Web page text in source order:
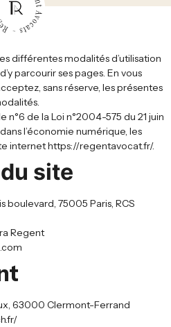
différentes modalités d’utilisation
parcourir ses pages. En vous
sans réserve, les présentes
n°6 de la Loi n°2004-575 du 21 juin
l’économie numérique, les
internet https://regentavocat.fr/.
site
boulevard, 75005 Paris, RCS
Regent
63000 Clermont-Ferrand